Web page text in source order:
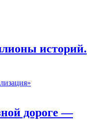
историй.
дороге —